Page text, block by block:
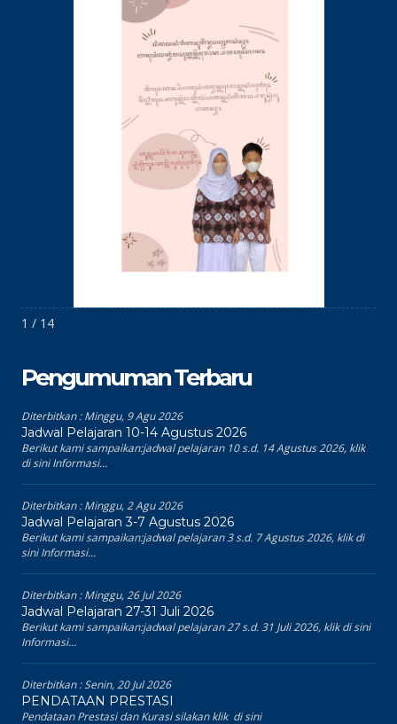
1 / 14
Pengumuman Terbaru
Diterbitkan :Minggu, 9 Agu 2026
Jadwal Pelajaran 10-14 Agustus 2026
Berikut kami sampaikan:jadwal pelajaran 10 s.d. 14 Agustus 2026, klik
di sini Informasi...
Diterbitkan :Minggu, 2 Agu 2026
Jadwal Pelajaran 3-7 Agustus 2026
Berikut kami sampaikan:jadwal pelajaran 3 s.d. 7 Agustus 2026, klik di
sini Informasi...
Diterbitkan :Minggu, 26 Jul 2026
Jadwal Pelajaran 27-31 Juli 2026
Berikut kami sampaikan:jadwal pelajaran 27 s.d. 31 Juli 2026, klik di sini
Informasi...
Diterbitkan :Senin, 20 Jul 2026
PENDATAAN PRESTASI
Pendataan Prestasi dan Kurasi silakan klik di sini